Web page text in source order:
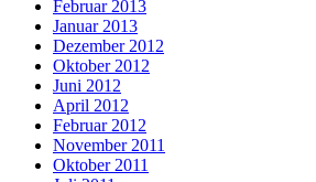
Februar 2013
Januar 2013
Dezember 2012
Oktober 2012
Juni 2012
April 2012
Februar 2012
November 2011
Oktober 2011